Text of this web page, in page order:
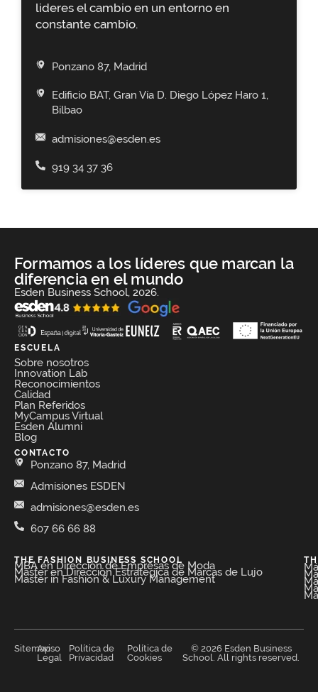
lideres el cambio en un entorno en
constante cambio.
Ponzano 87, Madrid
Edificio BAT, Gran Vía D. Diego López Haro 1,
Bilbao
admisiones@esden.es
919 34 37 36
Formamos a los líderes que marcan la
diferencia en el mundo
Esden Business School, 2026.
ESCUELA
Sobre nosotros
Innovation Lab
Reconocimientos
Calidad
Plan Referidos
MyCampus Virtual
Esden Alumni
Blog
CONTACTO
Ponzano 87, Madrid
Admisiones ESDEN
admisiones@esden.es
607 66 66 88
THE FASHION BUSINESS SCHOOL​
MBA en Dirección de Empresas de Moda​
Máster en Dirección Estratégica de Marcas de Lujo
Master in Fashion & Luxury Management
© 2026 Esden Business
School. All rights reserved.
Sitemap
Aviso
Legal
Política de
Privacidad
Política de
Cookies